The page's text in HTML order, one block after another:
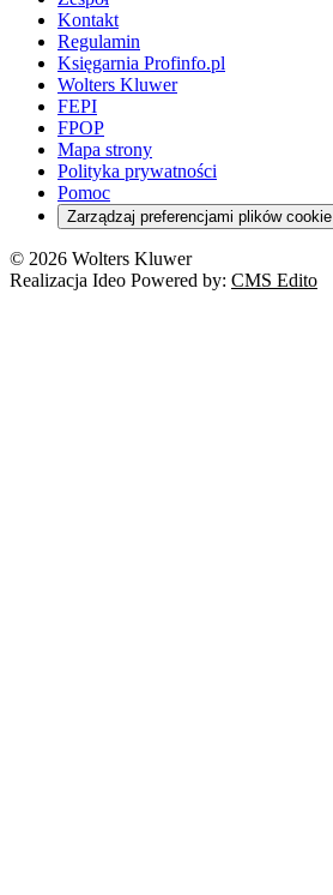
Kontakt
Regulamin
Księgarnia Profinfo.pl
Wolters Kluwer
FEPI
FPOP
Mapa strony
Polityka prywatności
Pomoc
Zarządzaj preferencjami plików cookie
© 2026 Wolters Kluwer
Realizacja Ideo Powered by: CMS Edito